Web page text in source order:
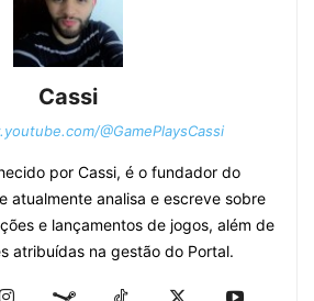
Cassi
@GamePlaysCassi
por Cassi, é o fundador do
atualmente analisa e escreve sobre
e lançamentos de jogos, além de
atribuídas na gestão do Portal.